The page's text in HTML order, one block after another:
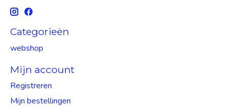
Categorieën
webshop
Mijn account
Registreren
Mijn bestellingen